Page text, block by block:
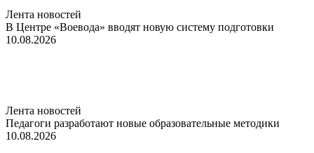
Лента новостей
В Центре «Воевода» вводят новую систему подготовки
10.08.2026
Лента новостей
Педагоги разработают новые образовательные методики
10.08.2026